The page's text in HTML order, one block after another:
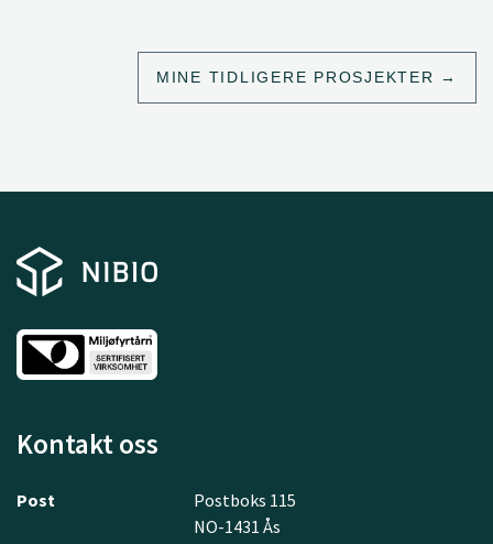
MINE TIDLIGERE PROSJEKTER
Kontakt oss
Post
Postboks 115
NO-1431 Ås